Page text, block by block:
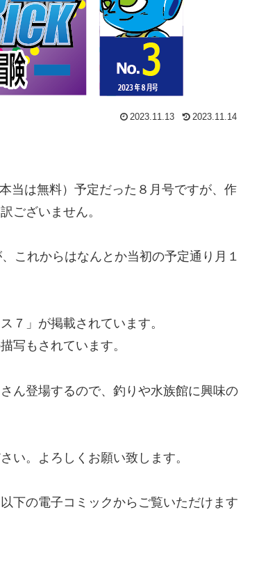
2023.11.13 2023.11.14
当は無料）予定だった８月号ですが、作
ございません。
これからはなんとか当初の予定通り月１
７」が掲載されています。
写もされています。
ん登場するので、釣りや水族館に興味の
い。よろしくお願い致します。
下の電子コミックからご覧いただけます